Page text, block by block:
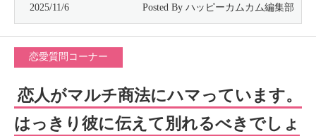
2025/11/6
恋愛質問コーナー
恋人がマルチ商法にハマっています。
はっきり彼に伝えて別れるべきでしょ